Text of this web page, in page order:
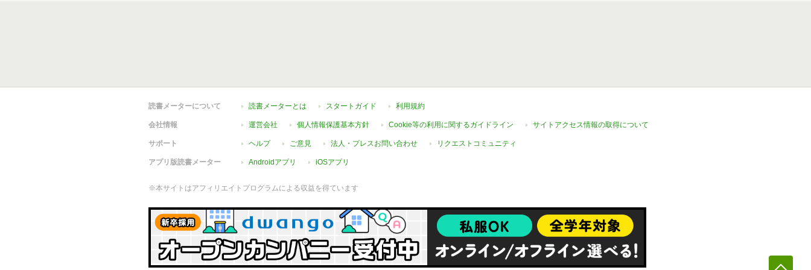
読書メーターについて 読書メーターとは スタートガイド 利用規約
会社情報 運営会社 個人情報保護基本方針 Cookie等の利用に関するガイドライン サイトアクセス情報の取得について
サポート ヘルプ ご意見 法人・プレスお問い合わせ リクエストコミュニティ
アプリ版読書メーター Androidアプリ iOSアプリ
※本サイトはアフィリエイトプログラムによる収益を得ています